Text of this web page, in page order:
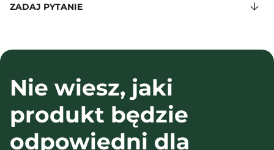
ZADAJ PYTANIE
Nie wiesz, jaki
produkt będzie
odpowiedni dla